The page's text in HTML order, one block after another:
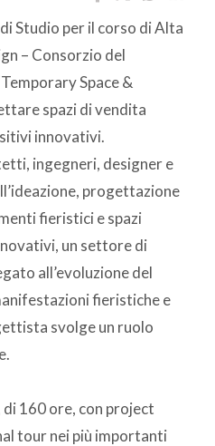
Studio per il corso di Alta
– Consorzio del
Space &
spazi di vendita
innovativi.
ingegneri, designer e
progettazione
fieristici e spazi
un settore di
all’evoluzione del
fieristiche e
svolge un ruolo
di 160 ore, con project
tour nei più importanti